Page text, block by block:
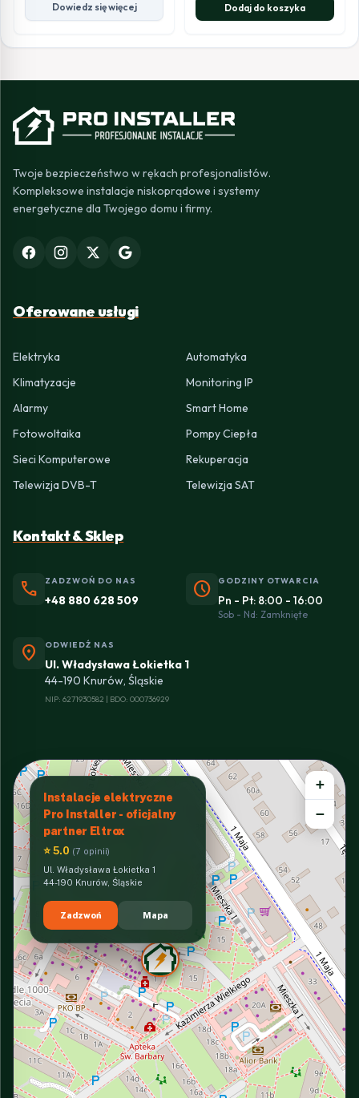
Dowiedz się więcej Dodaj do koszyka
Twoje bezpieczeństwo w rękach profesjonalistów.
Kompleksowe instalacje niskoprądowe i systemy
energetyczne dla Twojego domu i firmy.
Oferowane usługi
Elektryka
Automatyka
Klimatyzacje
Monitoring IP
Alarmy
Smart Home
Fotowoltaika
Pompy Ciepła
Sieci Komputerowe
Rekuperacja
Telewizja DVB-T
Telewizja SAT
Kontakt & Sklep
phone ZADZWOŃ DO NAS
+48 880 628 509 schedule GODZINY OTWARCIA
Pn - Pt: 8:00 - 16:00
Sob - Nd: Zamknięte
location_on ODWIEDŹ NAS
Ul. Władysława Łokietka 1
44-190 Knurów, Śląskie
NIP: 6271930582 | BDO: 000736929
Instalacje elektryczne
Pro Installer - oficjalny
partner Eltrox
⭐ 5.0 (7 opinii)
Ul. Władysława Łokietka 1
44-190 Knurów, Śląskie
Zadzwoń Mapa
+
−